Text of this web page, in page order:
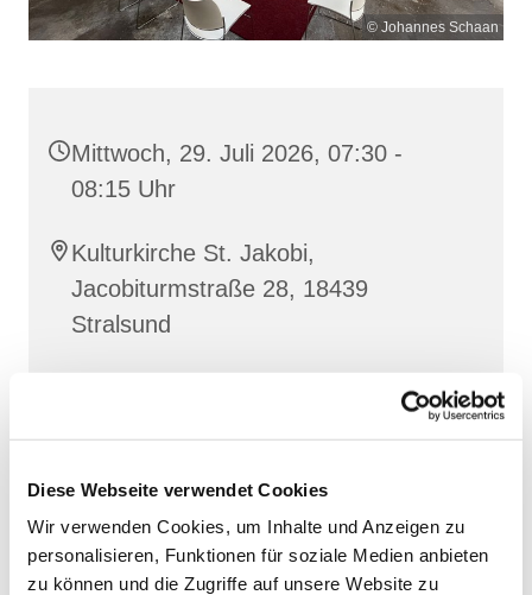
Diese Webseite verwendet Cookies
Wir verwenden Cookies, um Inhalte und Anzeigen zu
personalisieren, Funktionen für soziale Medien anbieten
zu können und die Zugriffe auf unsere Website zu
© Johannes Schaan
Mittwoch, 29. Juli 2026, 07:30 -
08:15 Uhr
Kulturkirche St. Jakobi,
Jacobiturmstraße 28, 18439
Stralsund
Lesehore
und die Laudes
. Dazu hören wir das
stiller Meditation.
ZumMitbetenempfehlen wirstundengebet.de